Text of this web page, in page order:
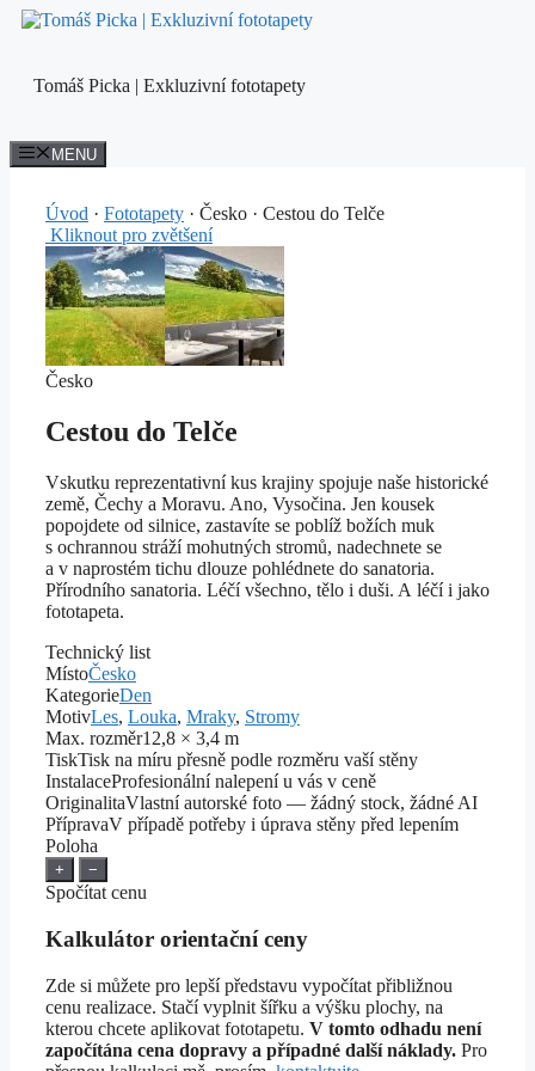
Přeskočit
Tomáš Picka | Exkluzivní fototapety
MENU
Úvod · Fototapety · Česko · Cestou do Telče
Kliknout pro zvětšení
Česko
Cestou do Telče
Vskutku reprezentativní kus krajiny spojuje naše historické
země, Čechy a Moravu. Ano, Vysočina. Jen kousek
popojdete od silnice, zastavíte se poblíž božích muk
s ochrannou stráží mohutných stromů, nadechnete se
a v naprostém tichu dlouze pohlédnete do sanatoria.
Přírodního sanatoria. Léčí všechno, tělo i duši. A léčí i jako
fototapeta.
Technický list
MístoČesko
KategorieDen
MotivLes, Louka, Mraky, Stromy
Max. rozměr12,8 × 3,4 m
TiskTisk na míru přesně podle rozměru vaší stěny
InstalaceProfesionální nalepení u vás v ceně
OriginalitaVlastní autorské foto — žádný stock, žádné AI
PřípravaV případě potřeby i úprava stěny před lepením
Poloha
+ −
Spočítat cenu
Kalkulátor orientační ceny
Zde si můžete pro lepší představu vypočítat přibližnou
cenu realizace. Stačí vyplnit šířku a výšku plochy, na
kterou chcete aplikovat fototapetu. V tomto odhadu není
započítána cena dopravy a případné další náklady. Pro